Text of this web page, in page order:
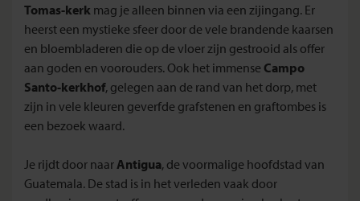
Tomas-kerk mag je alleen binnen via een zijingang. Er
heerst een mystieke sfeer door de vele brandende kaarsen
en bloembladeren die op de vloer zijn gestrooid als offer
aan goden en voorouders. Ook het immense Campo
Santo-kerkhof, gelegen aan de rand van het dorp, met
zijn in vele kleuren geverfde grafstenen en graftombes is
een bezoek waard.
Je rijdt door naar Antigua, de voormalige hoofdstad van
Guatemala. De stad is in het verleden vaak door